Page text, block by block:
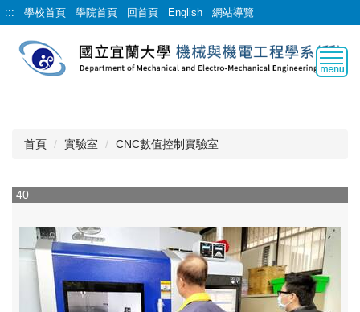
跳
到
::: 學校首頁 學院首頁 回首頁 English 網站導覽
首頁 實驗室 CNC數值控制實驗室
40